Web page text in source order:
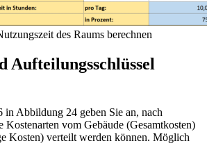
des Raums berechnen
Aufteilungsschlüssel
in Abbildung 24 geben Sie an, nach
Kostenarten vom Gebäude (Gesamtkosten)
Kosten) verteilt werden können. Möglich